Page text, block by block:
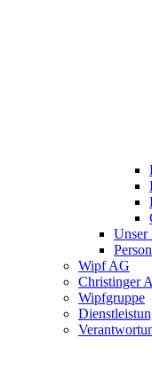
Unser
Wipf AG
Christinger
Wipfgruppe